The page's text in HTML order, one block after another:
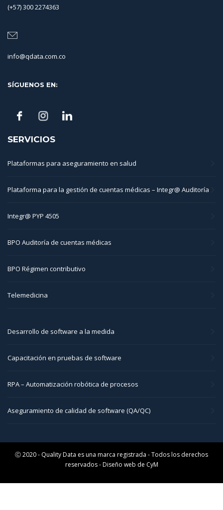
(+57) 300 2274363
info@qdata.com.co
SÍGUENOS EN:
SERVICIOS
Plataformas para aseguramiento en salud
Plataforma para la gestión de cuentas médicas – Integr@ Auditoría
Integr@ PYP 4505
BPO Auditoría de cuentas médicas
BPO Régimen contributivo
Telemedicina
Desarrollo de software a la medida
Capacitación en pruebas de software
RPA – Automatización robótica de procesos
Aseguramiento de calidad de software (QA/QC)
Ⓒ 2020 - Quality Data es una marca registrada - Todos los derechos
reservados - Diseño web de CyM